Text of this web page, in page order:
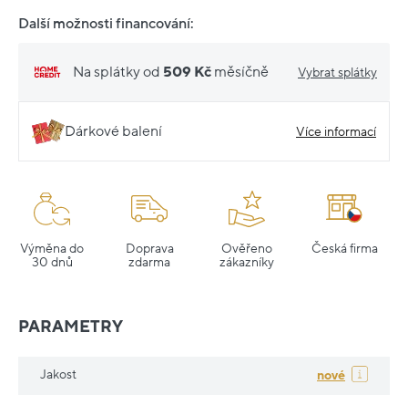
Další možnosti financování:
Na splátky od 509 Kč měsíčně Vybrat splátky
Dárkové balení Více informací
Výměna do
30 dnů
Doprava
zdarma
Ověřeno
zákazníky
Česká firma
PARAMETRY
Jakost nové